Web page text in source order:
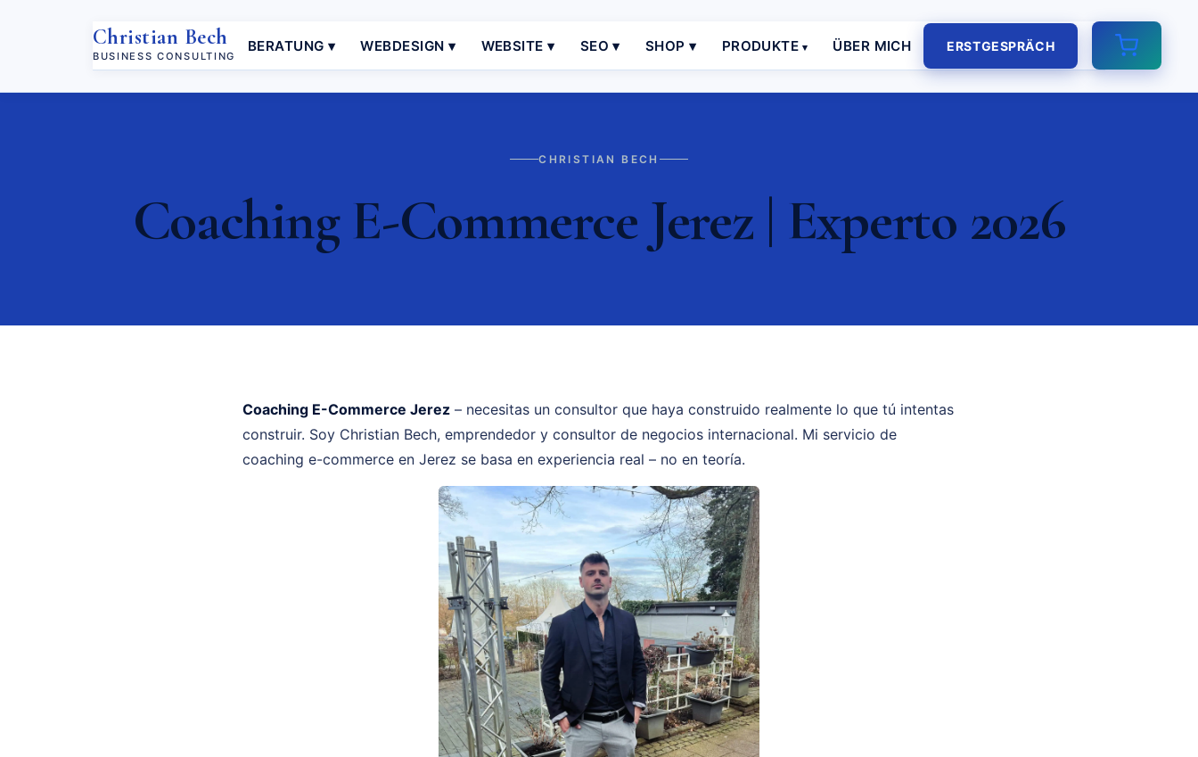
Christian Bech
BUSINESS CONSULTING
BERATUNG ▾ WEBDESIGN ▾ WEBSITE ▾ SEO ▾ SHOP ▾ PRODUKTE ÜBER MICH ERSTGESPRÄCH
CHRISTIAN BECH
Coaching E-Commerce Jerez | Experto 2026
Coaching E-Commerce Jerez – necesitas un consultor que haya construido realmente lo que tú intentas
construir. Soy Christian Bech, emprendedor y consultor de negocios internacional. Mi servicio de
coaching e-commerce en Jerez se basa en experiencia real – no en teoría.